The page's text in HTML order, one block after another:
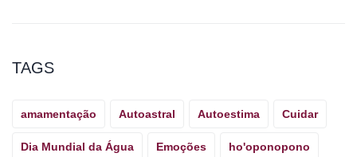
TAGS
amamentação Autoastral Autoestima Cuidar
Dia Mundial da Água Emoções ho'oponopono